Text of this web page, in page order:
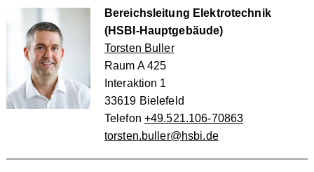
Bereichsleitung Elektrotechnik
(HSBI-Hauptgebäude)
Torsten Buller
Raum A 425
Interaktion 1
33619 Bielefeld
Telefon +49.521.106-70863
torsten.buller@hsbi.de